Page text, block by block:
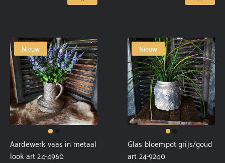
Nieuw
Aardewerk vaas in metaal
look art 24-4960
Nieuw
Glas bloempot grijs/goud
art 24-9240